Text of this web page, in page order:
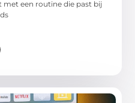
met een routine die past bij